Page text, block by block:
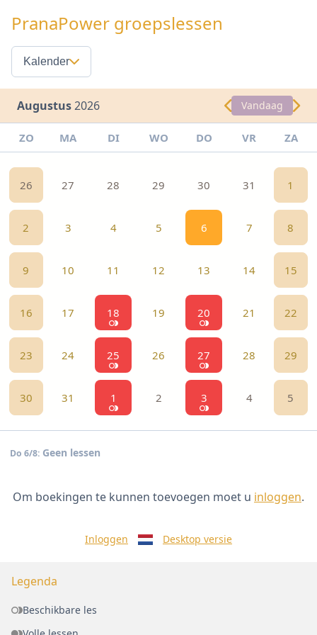
PranaPower groepslessen
Kalender
Augustus2026 Vandaag
ZO MA DI WO DO VR ZA
26 27 28 29 30 31 1
2 3 4 5 6 7 8
9 10 11 12 13 14 15
16 17 18 19 20 21 22
23 24 25 26 27 28 29
30 31 1 2 3 4 5
Do 6/8: Geen lessen
Om boekingen te kunnen toevoegen moet u inloggen.
Inloggen Desktop versie
Legenda
Beschikbare les